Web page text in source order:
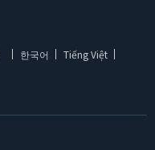
한국어
Tiếng Việt